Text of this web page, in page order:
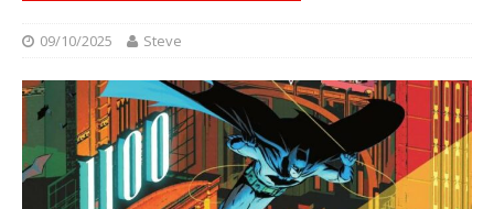
09/10/2025 Steve